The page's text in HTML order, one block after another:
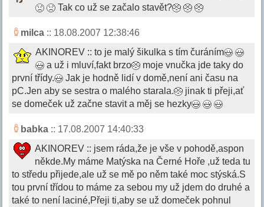
Tak co už se začalo stavět?
milca :: 18.08.2007 12:38:46
AKINOREV :: to je malý šikulka s tím čuráním
a už i mluví,fakt brzo
moje vnučka jde taky do
první třídy.
Jak je hodně lidí v domě,není ani času na
pC.Jen aby se sestra o malého starala.
jinak ti přeji,ať
se domeček už začne stavit a měj se hezky
babka :: 17.08.2007 14:40:33
AKINOREV :: jsem ráda,že je vše v pohodě,aspon
někde.My máme Matýska na Černé Hoře ,už teda tu
to středu přijede,ale už se mě po něm také moc stýská.S
tou první třídou to máme za sebou my už jdem do druhé a
také to není laciné,Přeji ti,aby se už domeček pohnul